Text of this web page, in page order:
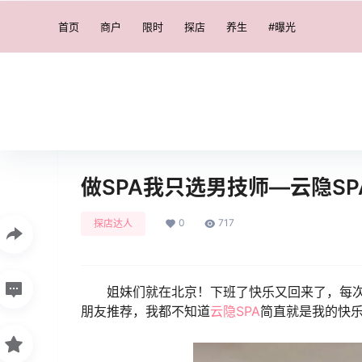
首页 商户 限时 探店 养生 #曝光
做SPA我只选男技师—云隐
探店达人 0 717
姐妹们就在北京！下班了快乐又回来了，每
朋友推荐，我都不知道云隐SPA简直就是我的快